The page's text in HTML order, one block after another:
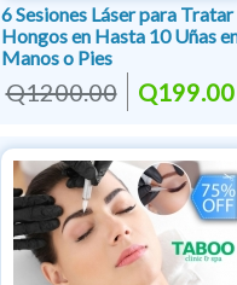
6 Sesiones Láser para Tratar
Hongos en Hasta 10 Uñas
Manos o Pies
Q1200.00 Q199.00